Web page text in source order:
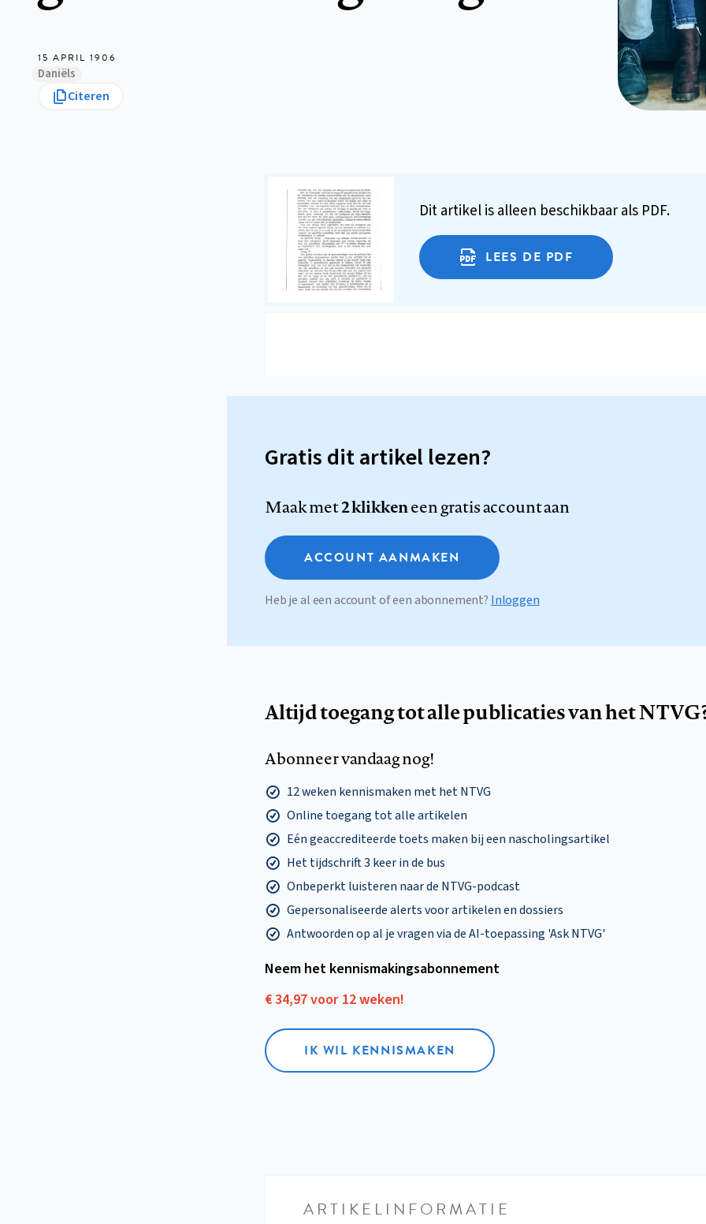
15 APRIL 1906
Daniëls
Citeren
Dit artikel is alleen beschikbaar als PDF.
LEES DE PDF
Gratis dit artikel lezen?
Maak met2 klikkeneen gratis account aan
ACCOUNT AANMAKEN
Heb je al een account of een abonnement? Inloggen
Altijd toegang tot alle publicaties van het
Abonneer vandaag nog!
12 weken kennismaken met het NTVG
Online toegang tot alle artikelen
Eén geaccrediteerde toets maken bij een nascholingsartikel
Het tijdschrift 3 keer in de bus
Onbeperkt luisteren naar de NTVG-podcast
Gepersonaliseerde alerts voor artikelen en dossiers
Antwoorden op al je vragen via de AI-toepassing 'Ask NTVG'
Neem het kennismakings­abonnement
€ 34,97 voor 12 weken!
IK WIL KENNISMAKEN
ARTIKELINFORMATIE